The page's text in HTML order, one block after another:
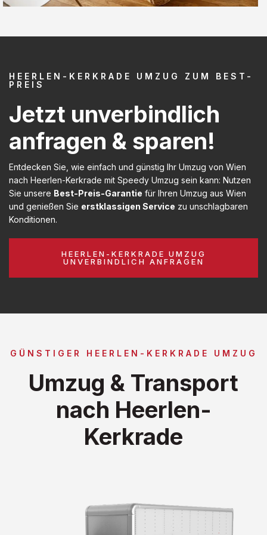
HEERLEN-KERKRADE UMZUG ZUM BEST-
PREIS
Jetzt unverbindlich
anfragen & sparen!
Entdecken Sie, wie einfach und günstig Ihr Umzug von Wien
nach Heerlen-Kerkrade mit Speedy Umzug sein kann: Nutzen
Sie unsere Best-Preis-Garantie für Ihren Umzug aus Wien
und genießen Sie erstklassigen Service zu unschlagbaren
Konditionen.
HEERLEN-KERKRADE UMZUG
UNVERBINDLICH ANFRAGEN
GÜNSTIGER HEERLEN-KERKRADE UMZUG
Umzug & Transport
nach Heerlen-
Kerkrade